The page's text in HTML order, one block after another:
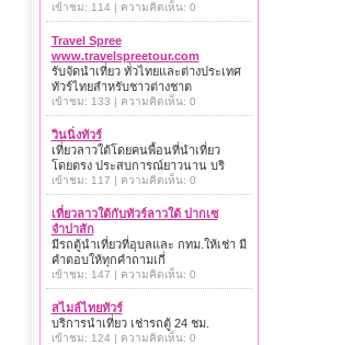
เข้าชม: 114 | ความคิดเห็น: 0
Travel Spree
www.travelspreetour.com
รับจัดนำเที่ยว ทั่วไทยและต่างประเทศ
ทัวร์ไทยสำหรับชาวต่างชาต
เข้าชม: 133 | ความคิดเห็น: 0
วินนิ่งทัวร์
เที่ยวลาวใต้โดยคนพื้อนที่นำเที่ยว
โดยตรง ประสบการณ์ยาวนาน บริ
เข้าชม: 117 | ความคิดเห็น: 0
เที่ยวลาวใต้กับทัวร์ลาวใต้ ปากเซ
จำปาสัก
มีรถตู้นำเที่ยวที่อุบลและ กทม.ให้เช่า มี
คำตอบให้ทุกคำถามเกี่
เข้าชม: 147 | ความคิดเห็น: 0
สไมล์ไทยทัวร์
บริการนำเที่ยว เช่ารถตู้ 24 ชม.
เข้าชม: 124 | ความคิดเห็น: 0